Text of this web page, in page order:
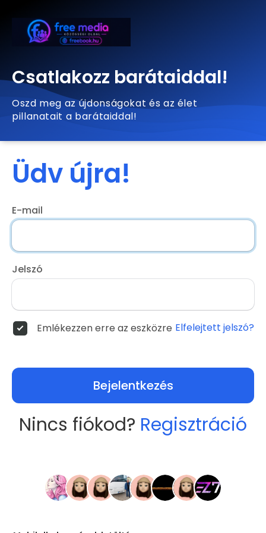
Csatlakozz barátaiddal!
Oszd meg az újdonságokat és az élet
pillanatait a barátaiddal!
Üdv újra!
E-mail
Jelszó
Emlékezzen erre az eszközre Elfelejtett jelszó?
Bejelentkezés
Nincs fiókod? Regisztráció